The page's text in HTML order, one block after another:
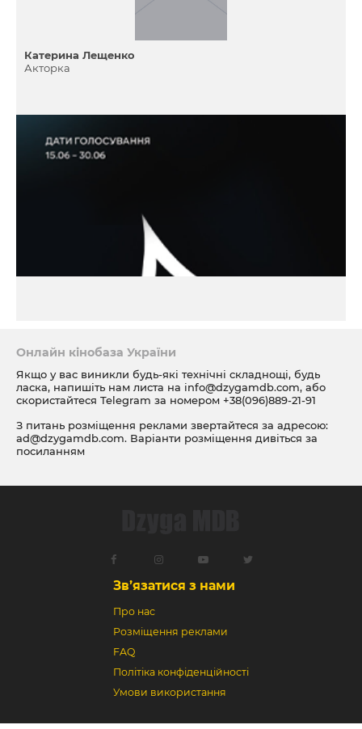
Катерина Лещенко
Акторка
Онлайн кінобаза України
Якщо у вас виникли будь-які технічні складнощі, будь
ласка, напишіть нам листа на info@dzygamdb.com, або
скористайтеся Telegram за номером +38(096)889-21-91
З питань розміщення реклами звертайтеся за адресою:
ad@dzygamdb.com. Варіанти розміщення дивіться за
посиланням
Зв’язатися з нами
Про нас
Розміщення реклами
FAQ
Політіка конфіденційності
Умови використання